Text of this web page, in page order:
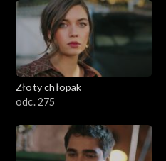
Złoty chłopak
odc. 275